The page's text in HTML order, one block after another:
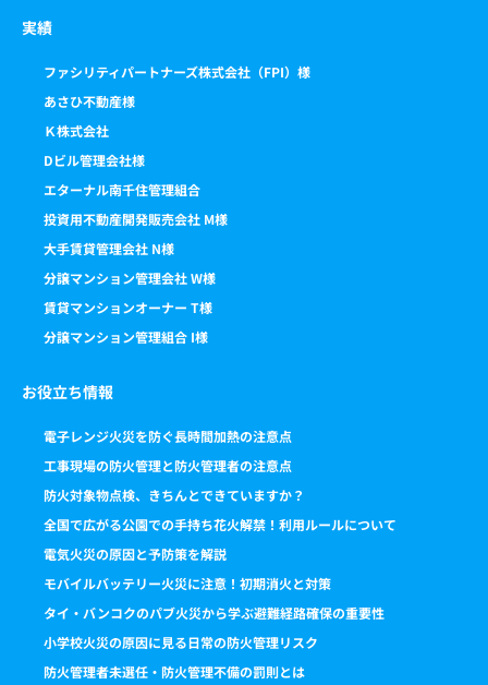
実績
ファシリティパートナーズ株式会社（FPI）様
あさひ不動産様
Ｋ株式会社
Dビル管理会社様
エターナル南千住管理組合
投資用不動産開発販売会社 M様
大手賃貸管理会社 N様
分譲マンション管理会社 W様
賃貸マンションオーナー T様
分譲マンション管理組合 I様
お役立ち情報
電子レンジ火災を防ぐ長時間加熱の注意点
工事現場の防火管理と防火管理者の注意点
防火対象物点検、きちんとできていますか？
全国で広がる公園での手持ち花火解禁！利用ルールについて
電気火災の原因と予防策を解説
モバイルバッテリー火災に注意！初期消火と対策
タイ・バンコクのパブ火災から学ぶ避難経路確保の重要性
小学校火災の原因に見る日常の防火管理リスク
防火管理者未選任・防火管理不備の罰則とは